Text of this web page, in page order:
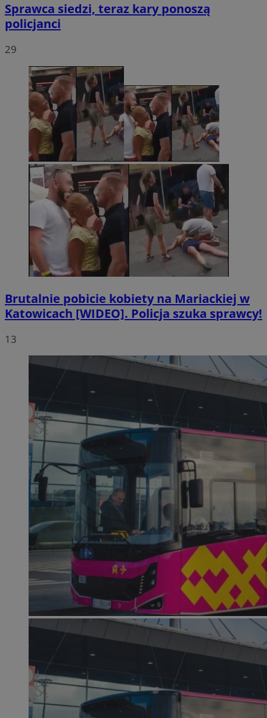
Sprawca siedzi, teraz kary ponoszą
policjanci
29
Brutalnie pobicie kobiety na Mariackiej w
Katowicach [WIDEO]. Policja szuka sprawcy!
13